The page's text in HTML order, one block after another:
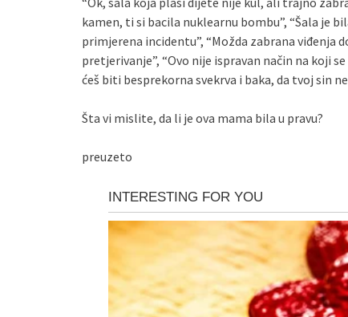
kamen, ti si bacila nuklearnu bombu”, “Šala je
primjerena incidentu”, “Možda zabrana viđenja
pretjerivanje”, “Ovo nije ispravan način na koji
ćeš biti besprekorna svekrva i baka, da tvoj sin
Šta vi mislite, da li je ova mama bila u pravu?
preuzeto